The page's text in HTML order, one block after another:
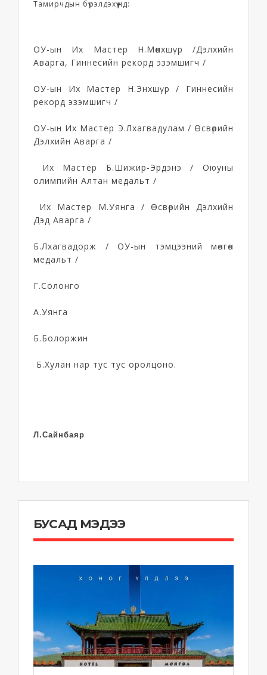
Тамирчдын бүрэлдэхүүнд:
ОУ-ын Их Мастер Н.Мөнхшүр /Дэлхийн
Аварга, Гиннесийн рекорд эзэмшигч /
ОУ-ын Их Мастер Н.Энхшүр / Гиннесийн
рекорд эзэмшигч /
ОУ-ын Их Мастер Э.Лхагвадулам / Өсвөрийн
Дэлхийн Аварга /
Их Мастер Б.Шижир-Эрдэнэ / Оюуны
олимпийн Алтан медальт /
Их Мастер М.Уянга / Өсвөрийн Дэлхийн
Дэд Аварга /
Б.Лхагвадорж / ОУ-ын тэмцээний мөнгөн
медальт /
Г.Солонго
А.Уянга
Б.Болоржин
Б.Хулан нар тус тус оролцоно.
Л.Сайнбаяр
БУСАД МЭДЭЭ